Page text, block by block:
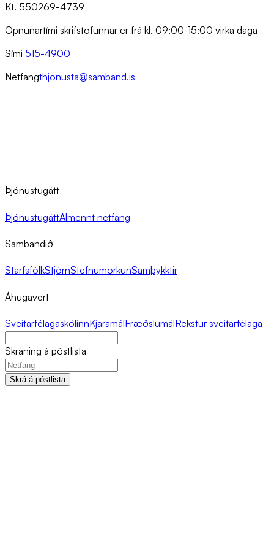
Kt. 550269-4739
Opnunartími skrifstofunnar er frá kl. 09:00-15:00 virka daga
Sími 515-4900
Netfangthjonusta@samband.is
Þjónustugátt
ÞjónustugáttAlmennt netfang
Sambandið
StarfsfólkStjórnStefnumörkunSamþykktir
Áhugavert
SveitarfélagaskólinnKjaramálFræðslumálRekstur sveitarfélaga
Skráning á póstlista
Skrá á póstlista